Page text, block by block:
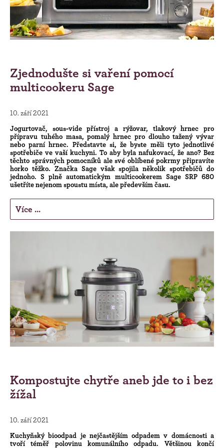
Zjednodušte si vaření pomocí
multicookeru Sage
10. září 2021
Jogurtovač, sous-vide přístroj a rýžovar, tlakový hrnec pro
přípravu tuhého masa, pomalý hrnec pro dlouho tažený vývar
nebo parní hrnec. Představte si, že byste měli tyto jednotlivé
spotřebiče ve vaší kuchyni. To aby byla nafukovací, že ano? Bez
těchto správných pomocníků ale své oblíbené pokrmy připravíte
horko těžko. Značka Sage však spojila několik spotřebičů do
jednoho. S plně automatickým multicookerem Sage SRP 680
ušetříte nejenom spoustu místa, ale především času.
Více ...
Kompostujte chytře aneb jde to i bez
žížal
10. září 2021
Kuchyňský bioodpad je nejčastějším odpadem v domácnosti a
tvoří téměř polovinu komunálního odpadu. Většinou končí